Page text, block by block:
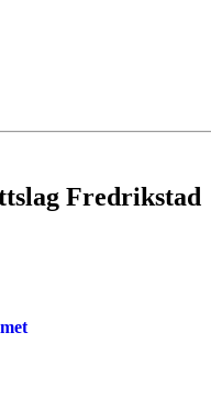
Fredrikstad